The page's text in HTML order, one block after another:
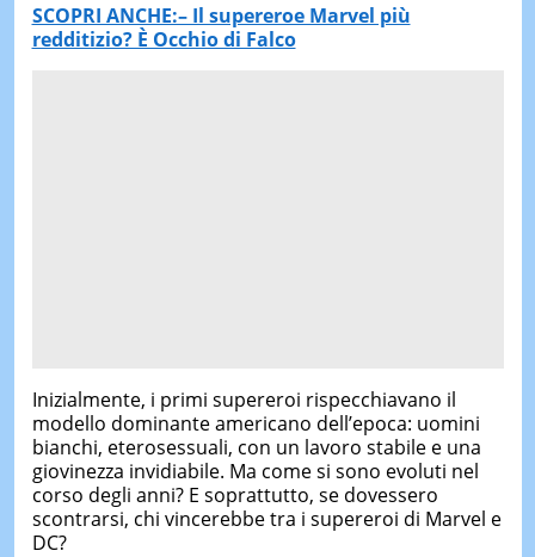
SCOPRI ANCHE:– Il supereroe Marvel più
redditizio? È Occhio di Falco
Inizialmente, i primi supereroi rispecchiavano il
modello dominante americano dell’epoca: uomini
bianchi, eterosessuali, con un lavoro stabile e una
giovinezza invidiabile. Ma come si sono evoluti nel
corso degli anni? E soprattutto, se dovessero
scontrarsi, chi vincerebbe tra i supereroi di Marvel e
DC?